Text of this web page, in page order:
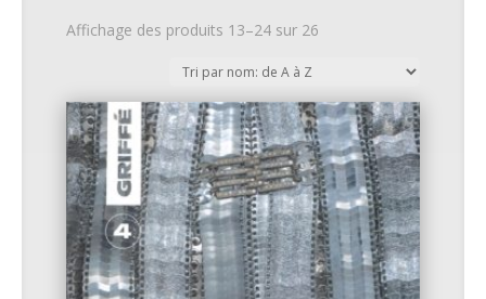
Affichage des produits 13–24 sur 26